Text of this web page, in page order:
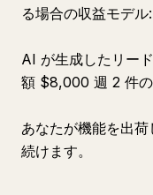
る場合の収益モデル:
AI が生成したリー
額 $8,000 週 2 件
あなたが機能を出
続けます。